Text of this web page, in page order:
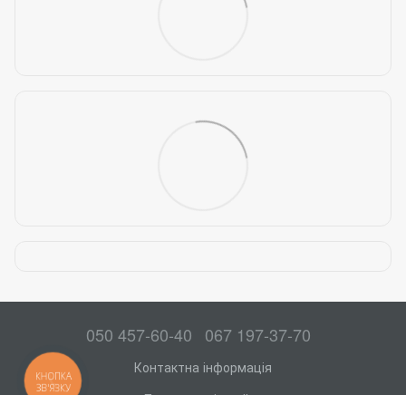
050 457-60-40 067 197-37-70
Контактна інформація
КНОПКА
ЗВ'ЯЗКУ